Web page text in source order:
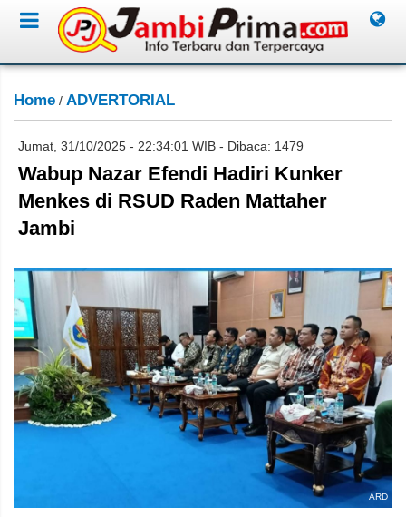
Home / ADVERTORIAL
Jumat, 31/10/2025 - 22:34:01 WIB - Dibaca: 1479
Wabup Nazar Efendi Hadiri Kunker
Menkes di RSUD Raden Mattaher
Jambi
ARD